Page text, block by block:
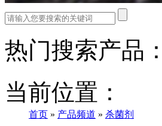
热门搜索产品：
当前位置：
首页 » 产品频道 » 杀菌剂